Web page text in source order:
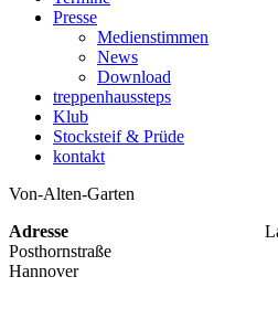
Presse
Medienstimmen
News
Download
treppenhaussteps
Klub
Stocksteif & Prüde
kontakt
Von-Alten-Garten
Adresse
Posthornstraße
Hannover